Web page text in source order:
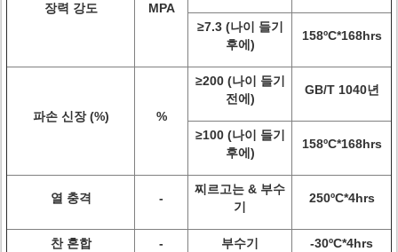
장력 강도 MPA
≥7.3 (나이 들기
후에)
158ºC*168hrs
파손 신장 (%) %
≥200 (나이 들기
전에)
GB/T 1040년
≥100 (나이 들기
후에)
158ºC*168hrs
열 충격 -
찌르고는 & 부수
기
250ºC*4hrs
찬 혼합 - 부수기 -30ºC*4hrs